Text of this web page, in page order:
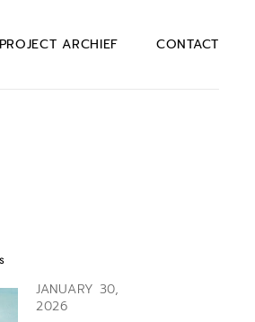
PROJECT ARCHIEF CONTACT
JANUARY 30,
2026